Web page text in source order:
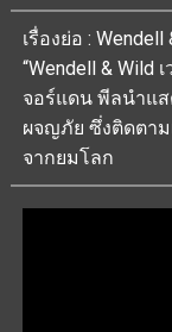
เรื่องย่อ :
“Wendell & Wild
จอร์แดน พีลนำแ
ผจญภัย ซึ่งติดตา
จากยมโลก